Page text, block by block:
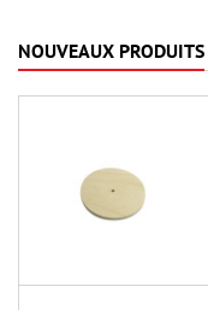
NOUVEAUX PRODUITS